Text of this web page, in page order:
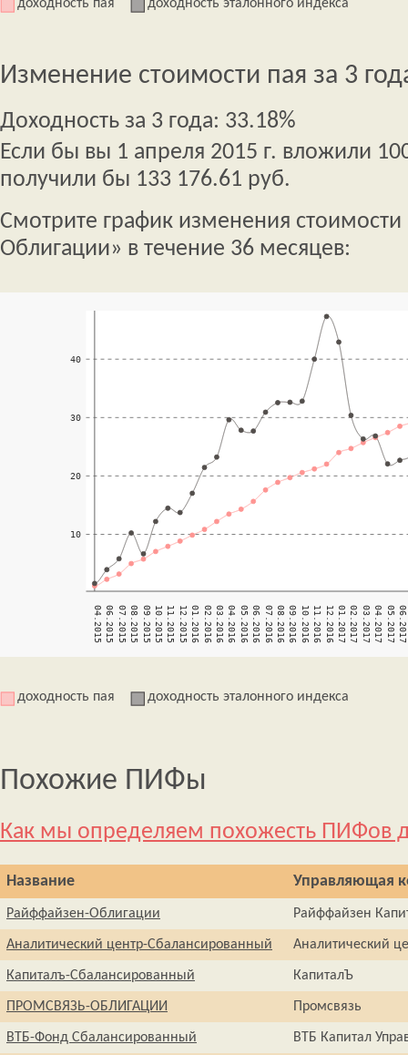
доходность пая доходность эталонного индекса
Изменение стоимости пая за 3
Доходность за 3 года: 33.18%
Если бы вы 1 апреля 2015 г. вложили
получили бы 133 176.61 руб.
Смотрите график изменения стоимости
Облигации» в течение 36 месяцев:
доходность пая доходность эталонного индекса
Похожие ПИФы
Как мы определяем похожесть ПИФов
Название Управляющая
Райффайзен-Облигации Райффайзен
Аналитический центр-Сбалансированный Аналитический
Капиталъ-Сбалансированный КапиталЪ
ПРОМСВЯЗЬ-ОБЛИГАЦИИ Промсвязь
ВТБ-Фонд Сбалансированный ВТБ Капитал